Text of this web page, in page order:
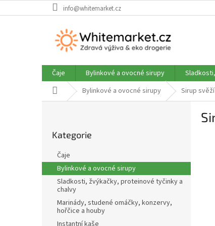
na
info@whitemarket.cz
Čaje Bylinkové a ovocné sirupy
Domů Bylinkové a ovocné sirupy Sirup svěží
a
n
kategorie
Kategorie
Čaje
Bylinkové a ovocné sirupy
Sladkosti, žvýkačky, proteinové tyčinky a
chalvy
Marinády, studené omáčky, konzervy,
hořčice a houby
Instantní kaše